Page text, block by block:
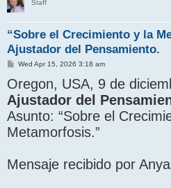
Staff
“Sobre el Crecimiento y la
Ajustador del Pensamiento.
P
s
t
Wed Apr 15, 2026 3:18 am
Oregon, USA, 9 de
Ajustador del
Asunto: “Sobre el
Metamorfosis.”
Mensaje recibido por